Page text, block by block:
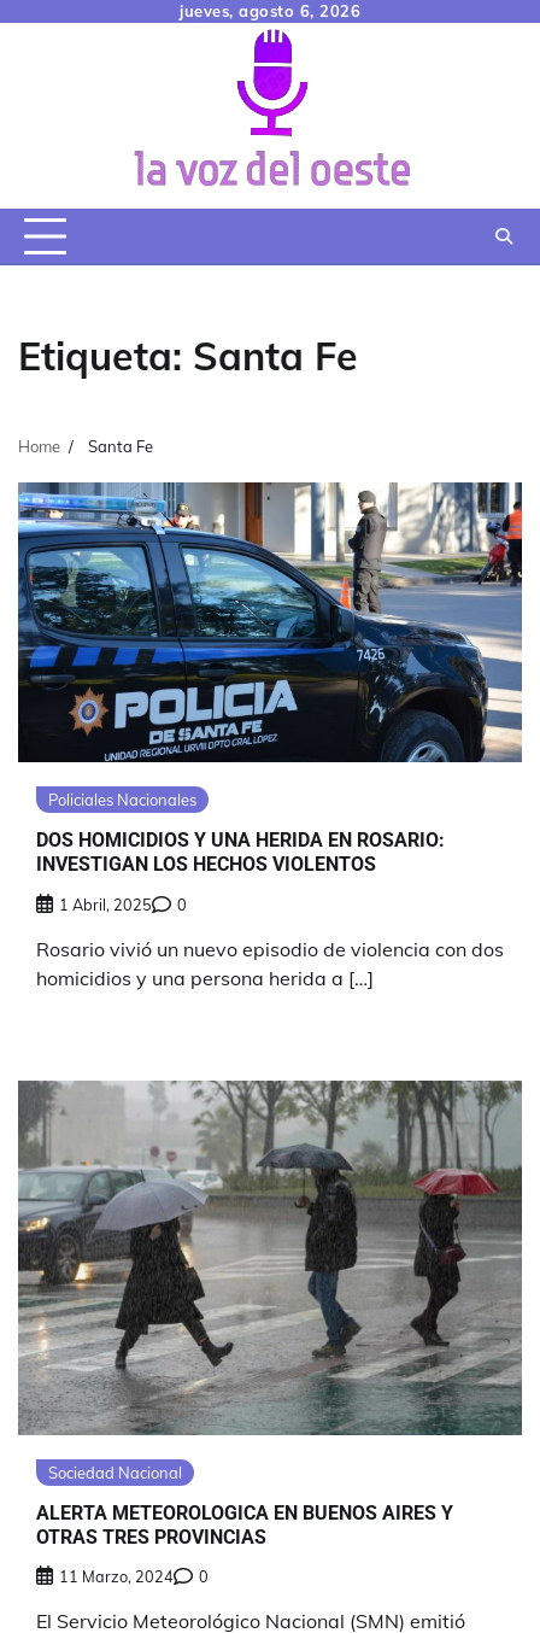
jueves, agosto 6, 2026
Etiqueta: Santa Fe
Home Santa Fe
Policiales Nacionales
DOS HOMICIDIOS Y UNA HERIDA EN ROSARIO:
INVESTIGAN LOS HECHOS VIOLENTOS
1 Abril, 2025 0
Rosario vivió un nuevo episodio de violencia con dos
homicidios y una persona herida a […]
Sociedad Nacional
ALERTA METEOROLOGICA EN BUENOS AIRES Y
OTRAS TRES PROVINCIAS
11 Marzo, 2024 0
El Servicio Meteorológico Nacional (SMN) emitió